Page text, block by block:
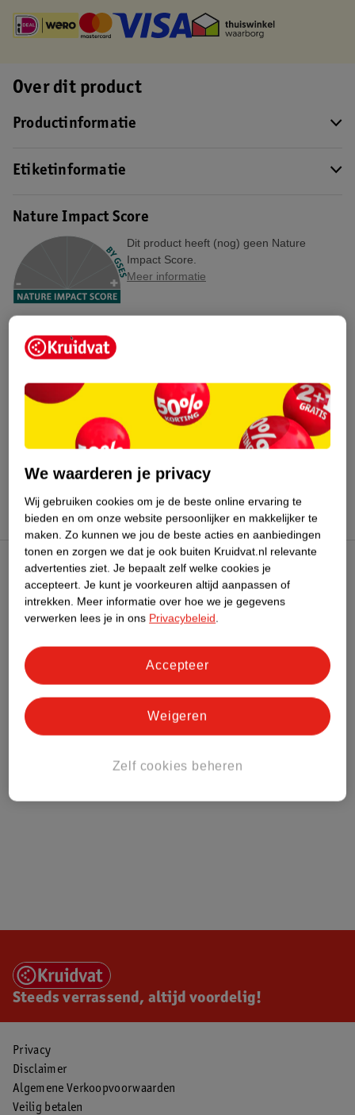
Over dit product
Productinformatie
Etiketinformatie
Nature Impact Score
Dit product heeft (nog) geen Nature
Impact Score.
Meer informatie
Bestel & Bezorginformatie
Bekijk ook
Essence Alle Blush
Hoe controleren wij de reviews?
Kruidvat Club
Klantenservice
Over Kruidvat
Steeds verrassend, altijd voordelig!
Privacy
Disclaimer
Algemene Verkoopvoorwaarden
Veilig betalen
We waarderen je privacy
Wij gebruiken cookies om je de beste online ervaring te
bieden en om onze website persoonlijker en makkelijker te
maken. Zo kunnen we jou de beste acties en aanbiedingen
tonen en zorgen we dat je ook buiten Kruidvat.nl relevante
advertenties ziet. Je bepaalt zelf welke cookies je
accepteert. Je kunt je voorkeuren altijd aanpassen of
intrekken. Meer informatie over hoe we je gegevens
verwerken lees je in ons Privacybeleid.
Zelf cookies beheren
Weigeren
Accepteer